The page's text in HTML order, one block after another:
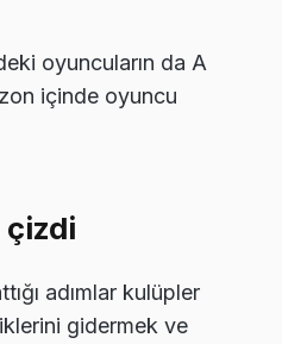
oyuncuların da A
içinde oyuncu
çizdi
adımlar kulüpler
gidermek ve